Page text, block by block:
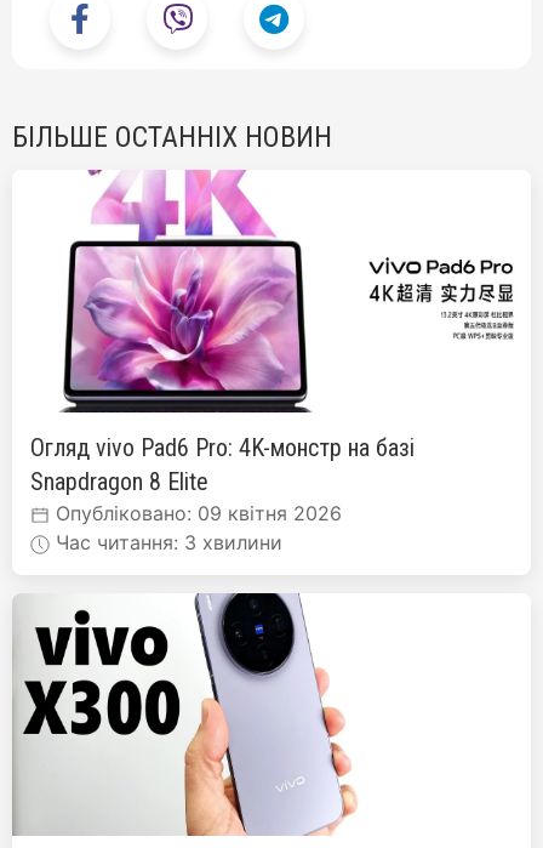
БІЛЬШЕ ОСТАННІХ НОВИН
Огляд vivo Pad6 Pro: 4K-монстр на базі
Snapdragon 8 Elite
Опубліковано: 09 квітня 2026
Час читання: 3 хвилини